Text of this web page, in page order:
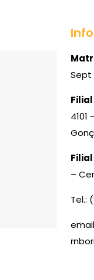
Sept
Filial
4101
Filial
–
Tel.: